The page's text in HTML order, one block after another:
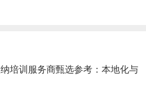
培训服务商甄选参考：本地化与